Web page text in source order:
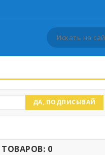
ДА, ПОДПИСЫВАЙ
ТОВАРОВ: 0